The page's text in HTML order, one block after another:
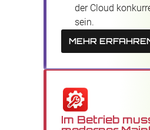
der Cloud
sein.
MEHR
Im Betrieb